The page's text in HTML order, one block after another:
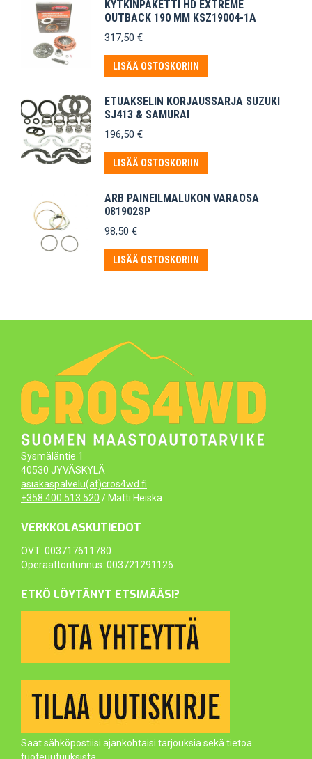
KYTKINPAKETTI HD EXTREME
OUTBACK 190 MM KSZ19004-1A
317,50 €
LISÄÄ OSTOSKORIIN
ETUAKSELIN KORJAUSSARJA SUZUKI
SJ413 & SAMURAI
196,50 €
LISÄÄ OSTOSKORIIN
ARB PAINEILMALUKON VARAOSA
081902SP
98,50 €
LISÄÄ OSTOSKORIIN
Sysmäläntie 1
40530 JYVÄSKYLÄ
asiakaspalvelu(at)cros4wd.fi
+358 400 513 520 / Matti Heiska
VERKKOLASKUTIEDOT
OVT: 003717611780
Operaattoritunnus: 003721291126
ETKÖ LÖYTÄNYT ETSIMÄÄSI?
Saat sähköpostiisi ajankohtaisi tarjouksia sekä tietoa